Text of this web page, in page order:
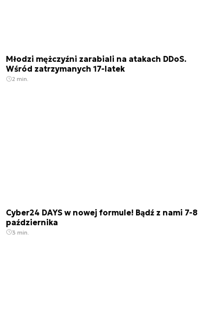
Młodzi mężczyźni zarabiali na atakach DDoS.
Wśród zatrzymanych 17-latek
2 min.
Cyber24 DAYS w nowej formule! Bądź z nami 7-8
października
3 min.